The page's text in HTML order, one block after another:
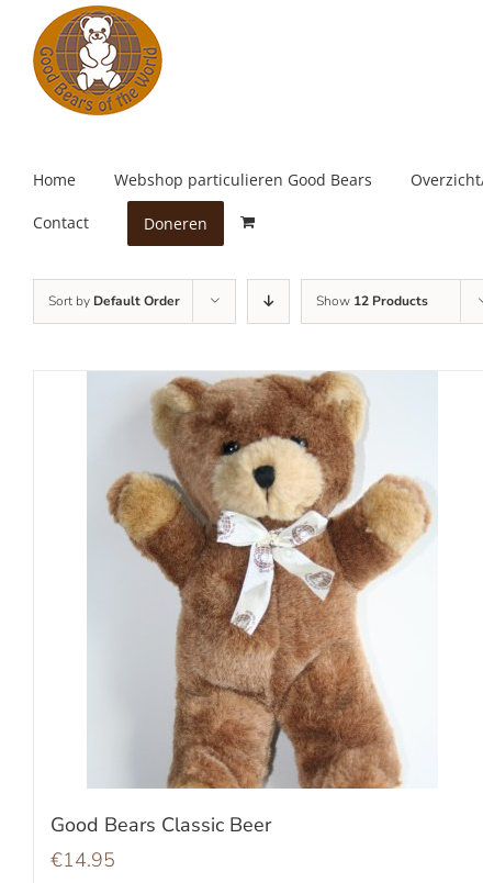
content
Home Webshop particulieren Good Bears
Contact Doneren
Sort by Default Order Show 12 Products
Good Bears Classic Beer
€14.95